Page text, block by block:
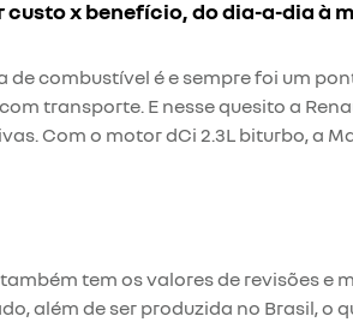
custo x benefício, do dia-a-dia à
de combustível é e sempre foi um
transporte. E nesse quesito a
Com o motor dCi 2.3L biturbo, a
tem os valores de revisões e
além de ser produzida no Brasil, o